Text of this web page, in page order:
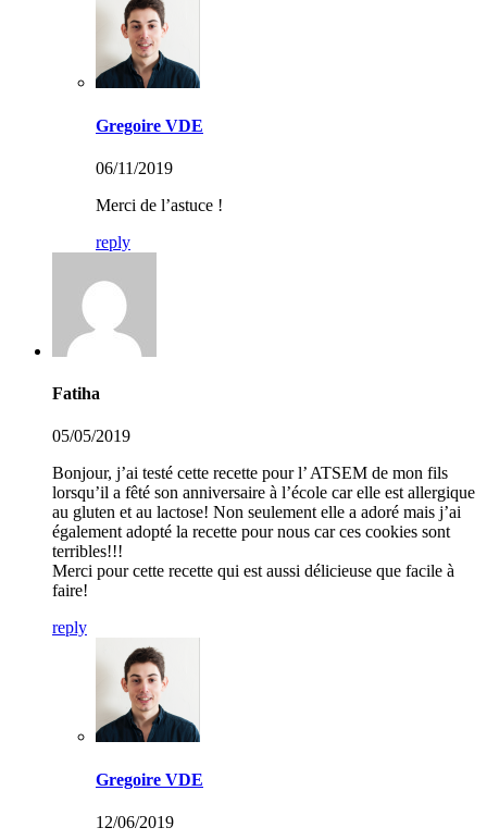
Gregoire VDE
06/11/2019
Merci de l’astuce !
reply
Fatiha
05/05/2019
Bonjour, j’ai testé cette recette pour l’ ATSEM de mon fils
lorsqu’il a fêté son anniversaire à l’école car elle est allergique
au gluten et au lactose! Non seulement elle a adoré mais j’ai
également adopté la recette pour nous car ces cookies sont
terribles!!!
Merci pour cette recette qui est aussi délicieuse que facile à
faire!
reply
Gregoire VDE
12/06/2019